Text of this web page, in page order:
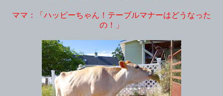
ママ：「ハッピーちゃん！テーブルマナーはどうなった
の！」